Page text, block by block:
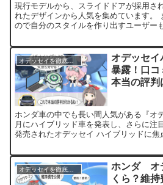
現行モデルから、スライドドアが採用さ
れたデザインから人気を集めています。
ので自分のスタイルを作り出すユーザー
のユーザーから人気のあるオデッセイの
オデッセイを徹底評価！
オデッセイ
暴露！口コ
本当の評判
ホンダ車の中でも長い間人気がある『オ
月にハイブリッド車を発表し、さらに注
発売されたオデッセイ ハイブリッドに焦
オデッセイを徹底評価！
ホンダ オ
くら？維持